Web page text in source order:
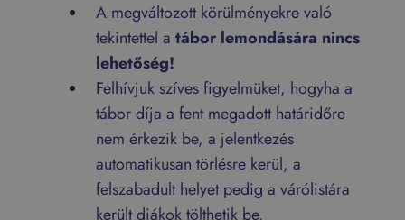
A megváltozott körülményekre való
tekintettel a tábor lemondására nincs
lehetőség!
Felhívjuk szíves figyelmüket, hogyha a
tábor díja a fent megadott határidőre
nem érkezik be, a jelentkezés
automatikusan törlésre kerül, a
felszabadult helyet pedig a várólistára
került diákok tölthetik be.